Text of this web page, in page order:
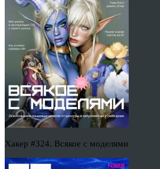
Хакер #324. Всякое с моделями